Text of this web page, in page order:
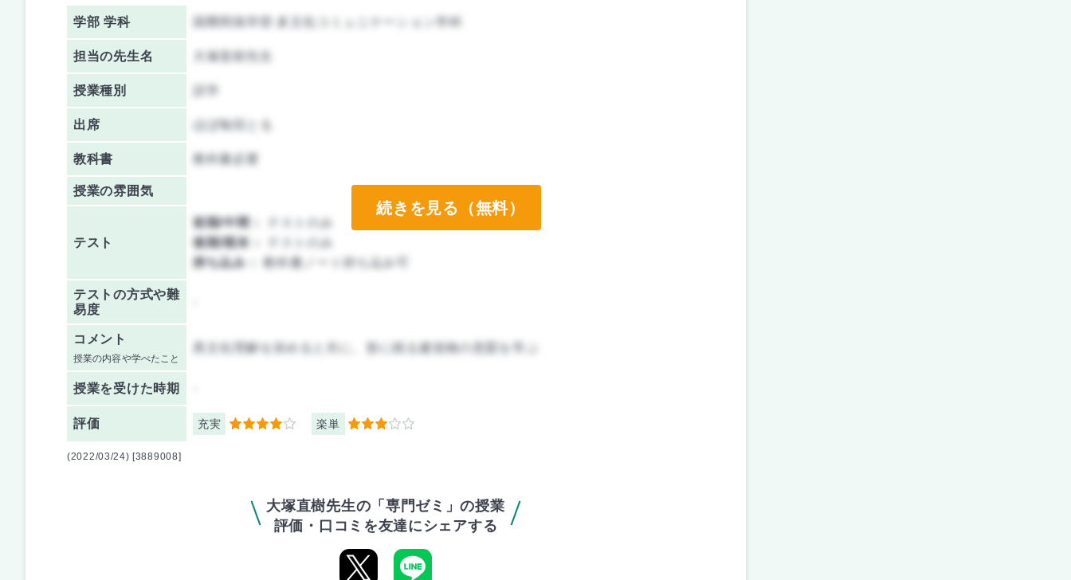
学部 学科 国際関係学部 多文化コミュニケーション学科
担当の先生名 大塚直樹先生
授業種別
出席 ほぼ毎回とる
教科書 教科書必要
授業の雰囲気
テスト
前期/中間：
テストのみ
後期/期末：
テストのみ
持ち込み：
教科書ノート持ち込み可
テストの方式や難
易度
コメント
授業の内容や学べたこと
異文化理解を深めると共に、形に残る建造物の意図を学ぶ
授業を受けた時期
評価 充実 4 楽単 3
続きを見る（無料）
(2022/03/24) [3889008]
大塚直樹先生の「専門ゼミ」の授業
評価・口コミを友達にシェアする